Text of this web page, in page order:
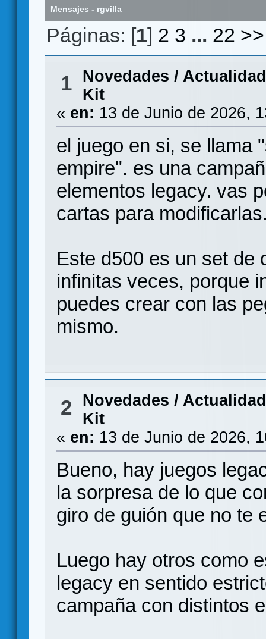
Mensajes - rgvilla
Páginas: [1] 2 3 ... 22 >>
1
Novedades / Actualidad
Kit
« en: 13 de Junio de 2026,
el juego en si, se llama
empire". es una
elementos legacy. vas
cartas para
Este d500 es un set de
infinitas veces, porque
puedes crear con las
mismo.
2
Novedades / Actualidad
Kit
« en: 13 de Junio de 2026,
Bueno, hay juegos
la sorpresa de lo que
giro de guión que no te
Luego hay otros como
legacy en sentido
campaña con distintos